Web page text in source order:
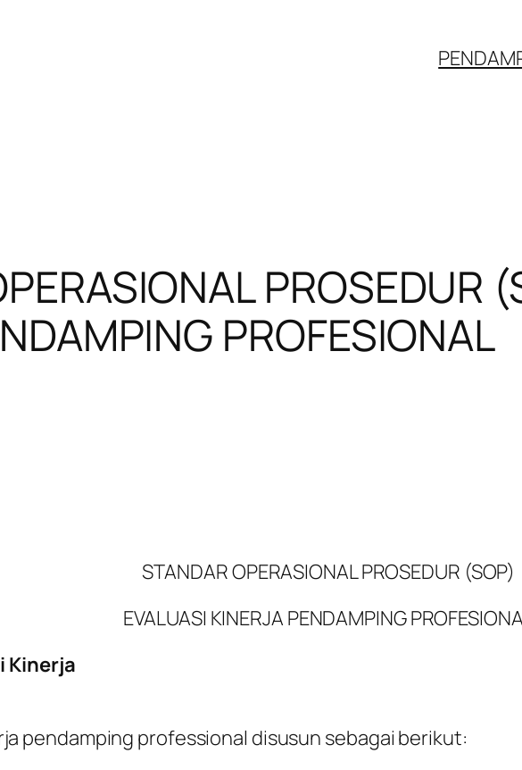
PROSEDUR
PROFESIONAL
STANDAR OPERASIONAL PROSEDUR (SOP)
EVALUASI KINERJA PENDAMPING
Kinerja
pendamping professional disusun sebagai berikut: